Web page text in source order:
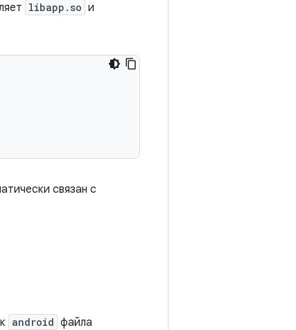
libapp.so и
связан с
android файла